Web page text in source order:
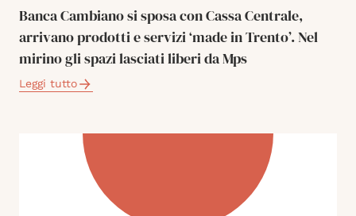
Banca Cambiano si sposa con Cassa Centrale,
arrivano prodotti e servizi ‘made in Trento’. Nel
mirino gli spazi lasciati liberi da Mps
Leggi tutto